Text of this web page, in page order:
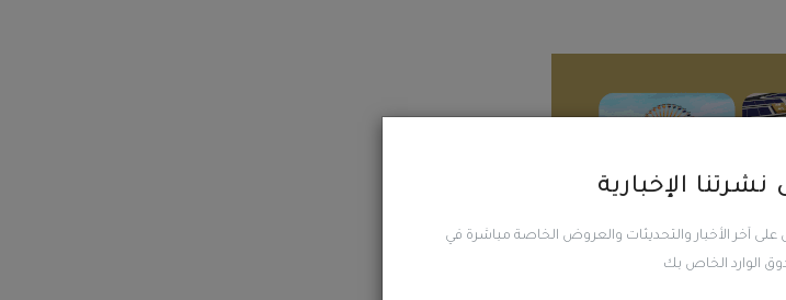
الإخبارية
آخر الأخبار والتحديثات والعروض الخاصة مباشرة في
الوارد الخاص بك